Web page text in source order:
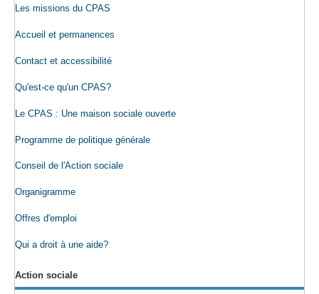
Les missions du CPAS
Accueil et permanences
Contact et accessibilité
Qu'est-ce qu'un CPAS?
Le CPAS : Une maison sociale ouverte
Programme de politique générale
Conseil de l'Action sociale
Organigramme
Offres d'emploi
Qui a droit à une aide?
Action sociale